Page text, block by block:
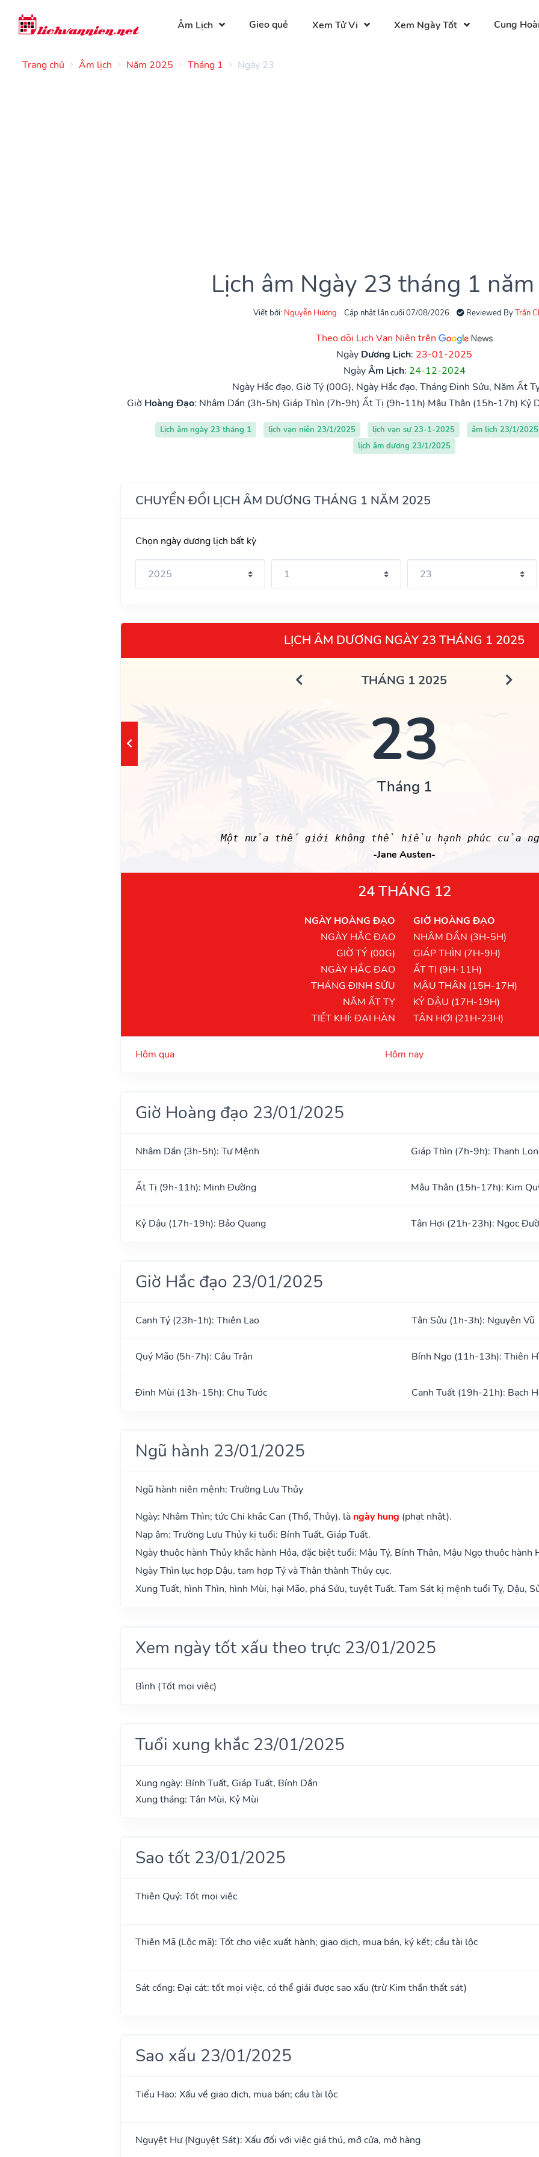
Âm Lịch Gieo quẻ Xem Tử Vi Xem Ngày Tốt Cung
Trang chủ Âm lịch Năm 2025 Tháng 1 Ngày 23
Lịch âm Ngày 23 tháng 1
Viết bởi: Nguyễn Hương Cập nhật lần cuối 07/08/2026 Reviewed ByTrần
Theo dõi Lịch Vạn Niên trên
Ngày Dương Lịch: 23-01-2025
NgàyÂm Lịch: 24-12-2024
Ngày Hắc đạo, Giờ Tý (00G), Ngày Hắc đạo, Tháng Đinh Sửu, Năm Ất
Giờ Hoàng Đạo: Nhâm Dần (3h-5h) Giáp Thìn (7h-9h) Ất Tị (9h-11h) Mậu Thân (15h-17h) Kỷ
Lịch âm ngày 23 tháng 1 lịch vạn niên 23/1/2025 lịch vạn sự 23-1-2025 âm lịch 23/1/2025
lịch âm dương 23/1/2025
CHUYỂN ĐỔI LỊCH ÂM DƯƠNG THÁNG 1 NĂM 2025
Chọn ngày dương lịch bất kỳ
LỊCH ÂM DƯƠNG NGÀY 23 THÁNG 1 2025
THÁNG 1 2025
23
Tháng 1
Một nửa thế giới không thể hiểu hạnh phúc của
-Jane Austen-
24 THÁNG 12
NGÀY HOÀNG ĐẠO
NGÀY HẮC ĐẠO
GIỜ TÝ (00G)
NGÀY HẮC ĐẠO
THÁNG ĐINH SỬU
NĂM ẤT TỴ
TIẾT KHÍ: ĐẠI HÀN
GIỜ HOÀNG ĐẠO
NHÂM DẦN (3H-5H)
GIÁP THÌN (7H-9H)
ẤT TỊ (9H-11H)
MẬU THÂN (15H-17H)
KỶ DẬU (17H-19H)
TÂN HỢI (21H-23H)
Hôm qua Hôm nay
Giờ Hoàng đạo 23/01/2025
Nhâm Dần (3h-5h): Tư Mệnh Giáp Thìn (7h-9h): Thanh
Ất Tị (9h-11h): Minh Đường Mậu Thân (15h-17h): Kim
Kỷ Dậu (17h-19h): Bảo Quang Tân Hợi (21h-23h): Ngọc
Giờ Hắc đạo 23/01/2025
Canh Tý (23h-1h): Thiên Lao Tân Sửu (1h-3h): Nguyên Vũ
Quý Mão (5h-7h): Câu Trận Bính Ngọ (11h-13h): Thiên
Đinh Mùi (13h-15h): Chu Tước Canh Tuất (19h-21h): Bạch
Ngũ hành 23/01/2025
Ngũ hành niên mệnh: Trường Lưu Thủy
Ngày: Nhâm Thìn; tức Chi khắc Can (Thổ, Thủy), là ngày hung (phạt nhật).
Nạp âm: Trường Lưu Thủy kị tuổi: Bính Tuất, Giáp Tuất.
Ngày thuộc hành Thủy khắc hành Hỏa, đặc biệt tuổi: Mậu Tý, Bính Thân, Mậu Ngọ thuộc hành
Ngày Thìn lục hợp Dậu, tam hợp Tý và Thân thành Thủy cục.
Xung Tuất, hình Thìn, hình Mùi, hại Mão, phá Sửu, tuyệt Tuất. Tam Sát kị mệnh tuổi Tỵ, Dậu,
Xem ngày tốt xấu theo trực 23/01/2025
Bình (Tốt mọi việc)
Tuổi xung khắc 23/01/2025
Xung ngày: Bính Tuất, Giáp Tuất, Bính Dần
Xung tháng: Tân Mùi, Kỷ Mùi
Sao tốt 23/01/2025
Thiên Quý: Tốt mọi việc
Thiên Mã (Lộc mã): Tốt cho việc xuất hành; giao dịch, mua bán, ký kết; cầu tài lộc
Sát cống: Đại cát: tốt mọi việc, có thể giải được sao xấu (trừ Kim thần thất sát)
Sao xấu 23/01/2025
Tiểu Hao: Xấu về giao dịch, mua bán; cầu tài lộc
Nguyệt Hư (Nguyệt Sát): Xấu đối với việc giá thú, mở cửa, mở hàng